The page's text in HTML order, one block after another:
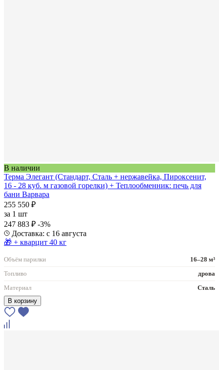
В наличии
Терма Элегант (Стандарт, Сталь + нержавейка, Пироксенит,
16 - 28 куб. м газовой горелки) + Теплообменник: печь для
бани Варвара
255 550 ₽
за 1 шт
247 883 ₽ -3%
Доставка: с 16 августа
🎁 + кварцит 40 кг
Объём парилки
16–28 м³
Топливо
дрова
Материал
Сталь
В корзину